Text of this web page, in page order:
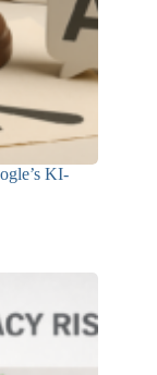
KI-